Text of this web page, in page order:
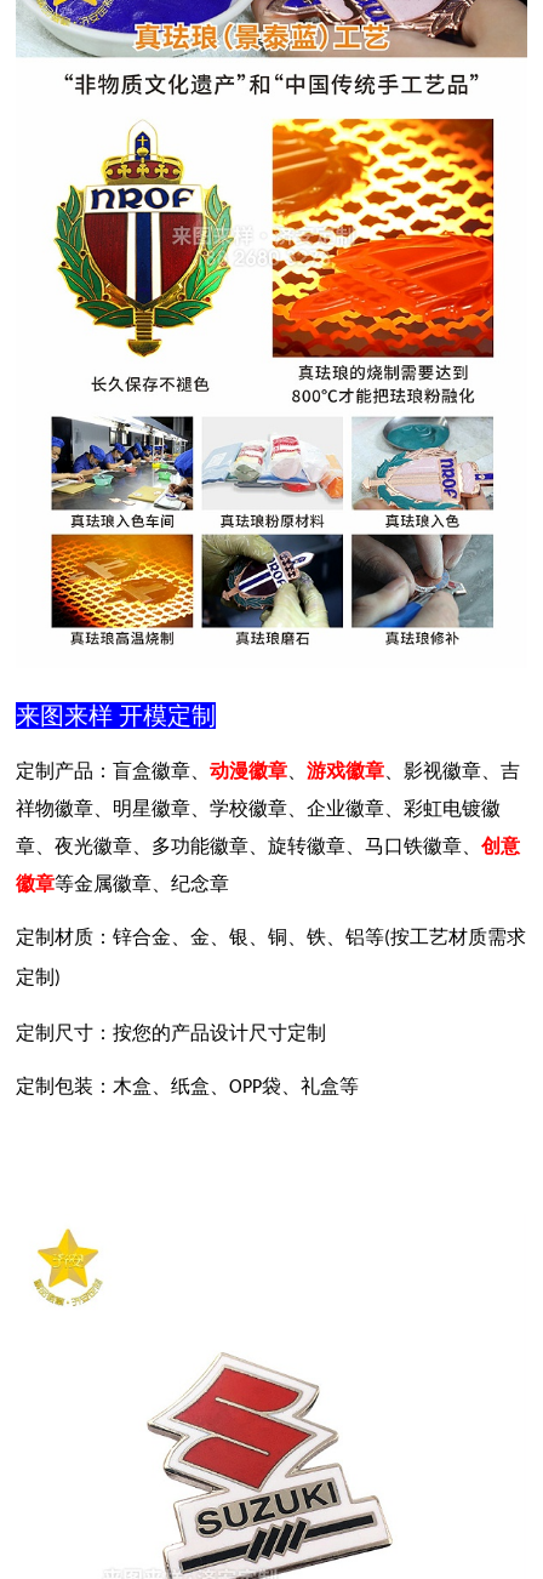
来图来样 开模定制
定制产品：盲盒徽章、 动漫徽章 游戏徽章 、影视徽章、吉
祥物徽章、明星徽章、学校徽章、企业徽章、彩虹电镀徽
章、夜光徽章、多功能徽章、旋转徽章、马口铁徽章、 创意
徽章等金属徽章、纪念章
定制材质：锌合金、金、银、铜、铁、铝等(按工艺材质需求
定制 )
定制尺寸：按您的产品设计尺寸定制
定制包装：木盒、纸盒、 OPP袋、礼盒等